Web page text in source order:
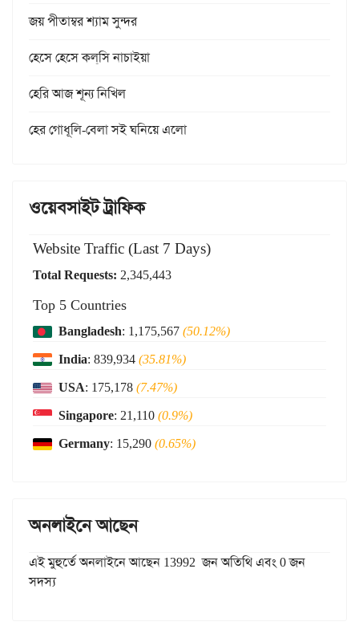
জয় পীতাম্বর শ্যাম সুন্দর
হেসে হেসে কল্‌সি নাচাইয়া
হেরি আজ শূন্য নিখিল
হের গোধূলি-বেলা সই ঘনিয়ে এলো
ওয়েবসাইট ট্রাফিক
Website Traffic (Last 7 Days)
Total Requests: 2,345,443
Top 5 Countries
Bangladesh: 1,175,567(50.12%)
India: 839,934(35.81%)
USA: 175,178(7.47%)
Singapore: 21,110(0.9%)
Germany: 15,290(0.65%)
অনলাইনে আছেন
এই মুহুর্তে অনলাইনে আছেন 13992 জন অতিথি এবং 0 জন
সদস্য